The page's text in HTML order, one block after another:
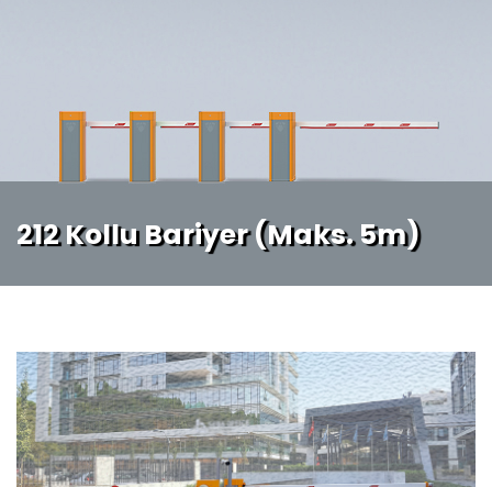
212 Kollu Bariyer (Maks. 5m)